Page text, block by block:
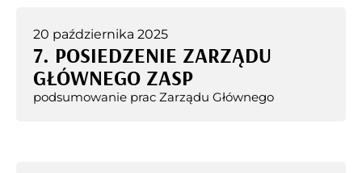
20 października 2025
7. POSIEDZENIE ZARZĄDU
GŁÓWNEGO ZASP
podsumowanie prac Zarządu Głównego